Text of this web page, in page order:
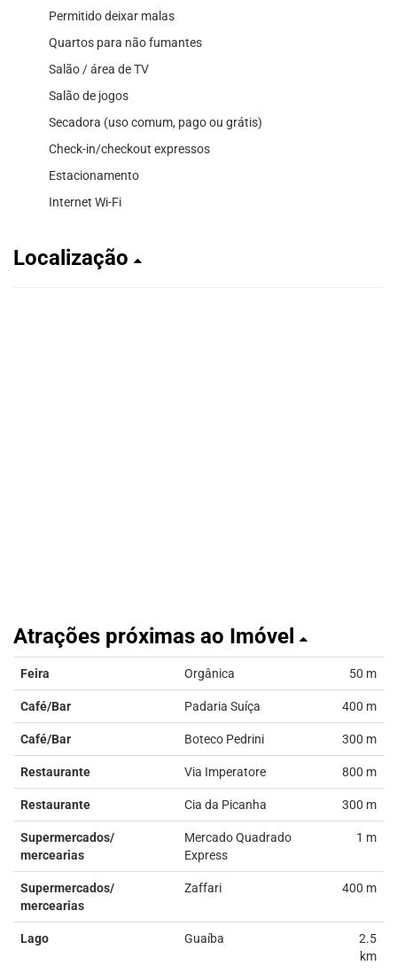
Permitido deixar malas
Quartos para não fumantes
Salão / área de TV
Salão de jogos
Secadora (uso comum, pago ou grátis)
Check-in/checkout expressos
Estacionamento
Internet Wi-Fi
Localização
Atrações próximas ao Imóvel
Feira Orgânica 50 m
Café/Bar Padaria Suíça 400 m
Café/Bar Boteco Pedrini 300 m
Restaurante Via Imperatore 800 m
Restaurante Cia da Picanha 300 m
Supermercados/
mercearias
Mercado Quadrado
Express
1 m
Supermercados/
mercearias
Zaffari 400 m
Lago Guaíba
2.5
km